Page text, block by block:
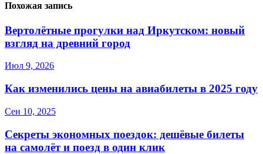
Похожая запись
Вертолётные прогулки над Иркутском: новый
взгляд на древний город
Июл 9, 2026
Как изменились цены на авиабилеты в 2025 году
Сен 10, 2025
Секреты экономных поездок: дешёвые билеты
на самолёт и поезд в один клик